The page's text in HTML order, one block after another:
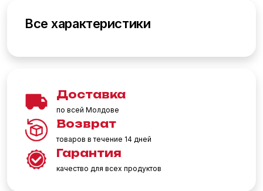
Все характеристики
Доставка
по всей Молдове
Возврат
товаров в течение 14 дней
Гарантия
качество для всех продуктов